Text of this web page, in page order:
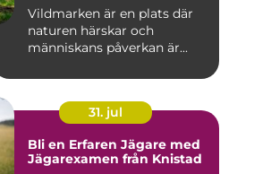
Vildmarken är en plats där
naturen härskar och
människans påverkan är...
31. jul
Bli en Erfaren Jägare med
Jägarexamen från Knistad